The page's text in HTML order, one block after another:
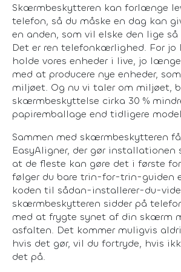
Skærmbeskytteren kan forlænge
telefon, så du måske en dag kan
en anden, som vil elske den lige
Det er ren telefonkærlighed. For
holde vores enheder i live, jo
med at producere nye enheder,
miljøet. Og nu vi taler om miljøet,
skærmbeskyttelse cirka 30 %
papiremballage end tidligere
Sammen med skærmbeskytteren
EasyAligner, der gør installationen
at de fleste kan gøre det i første
følger du bare trin-for-trin-guiden
koden til sådan-installerer-du-
skærmbeskytteren sidder på
med at frygte synet af din skærm
asfalten. Det kommer muligvis
hvis det gør, vil du fortryde, hvis
det på.